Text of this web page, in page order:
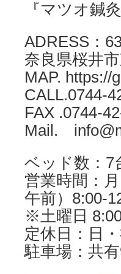
『マツオ鍼
ADRESS：
奈良県桜井
MAP. https://
CALL.0744-
FAX .0744-
Mail.
ベッド数：7
営業時間：
午前）8:00-
※土曜日
定休日：日
駐車場：共